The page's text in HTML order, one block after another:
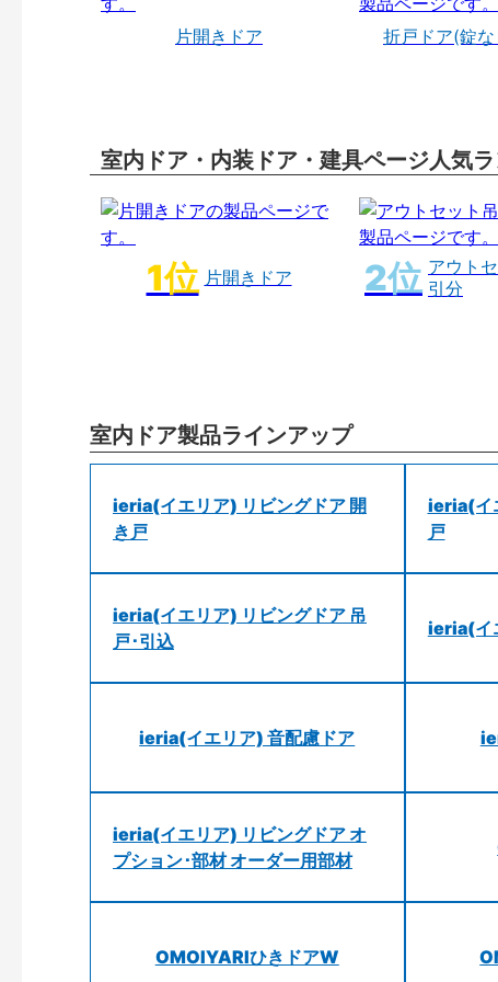
片開きドア 折戸ドア(錠
室内ドア・内装ドア・建具ページ人気
片開きドア
アウト
引分
室内ドア製品ラインアップ
ieria(イエリア) リビングドア 開
き戸
ieria(イ
戸
ieria(イエリア) リビングドア 吊
戸･引込
ieria(イ
ieria(イエリア) 音配慮ドア
ieria(イエリア) リビングドア オ
プション･部材 オーダー用部材
OMOIYARIひきドアW